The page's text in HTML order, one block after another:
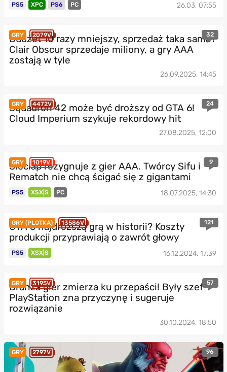
PS5 XPC PS6 PC 26.03, 07:55
GRY 2079V 32
Budżet 10 razy mniejszy, sprzedaż taka sama?
Clair Obscur sprzedaje miliony, a gry AAA
zostają w tyle
26.09.2025, 14:45
GRY 4472V 24
Squadron 42 może być droższy od GTA 6!
Cloud Imperium szykuje rekordowy hit
27.08.2025, 12:00
GRY 1019V 9
Sloclap rezygnuje z gier AAA. Twórcy Sifu i
Rematch nie chcą ścigać się z gigantami
PS5 XSX|S PC 18.07.2025, 14:30
GRY (PLOTKA) 13586V 121
GTA 6 najdroższą grą w historii? Koszty
produkcji przyprawiają o zawrót głowy
PS5 XSX|S 16.12.2024, 17:39
GRY 3195V 57
Branża gier zmierza ku przepaści! Były szef
PlayStation zna przyczynę i sugeruje
rozwiązanie
30.10.2024, 18:50
GRY 2797V 96